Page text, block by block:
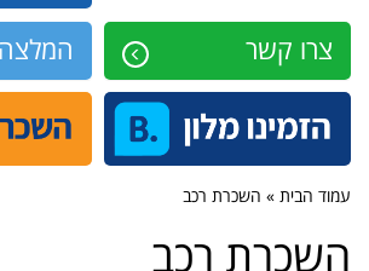
צרו קשר
המלצה
עמוד הבית » השכרת רכב
השכרת רכב